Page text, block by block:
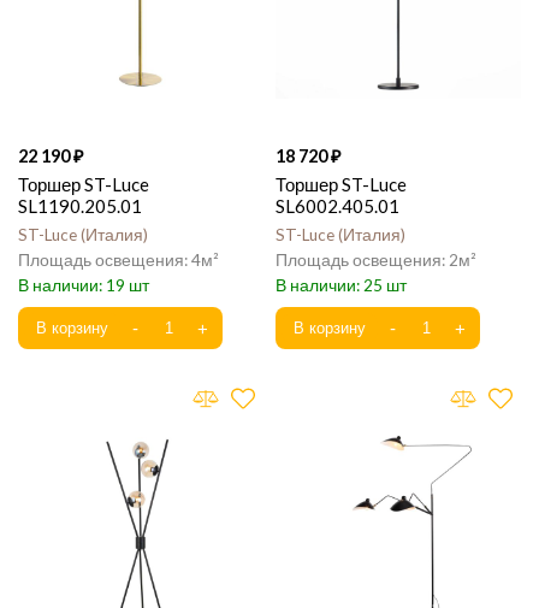
22 190
Торшер ST-Luce
SL1190.205.01
ST-Luce Италия
4
19
18 720
Торшер ST-Luce
SL6002.405.01
ST-Luce Италия
2
25